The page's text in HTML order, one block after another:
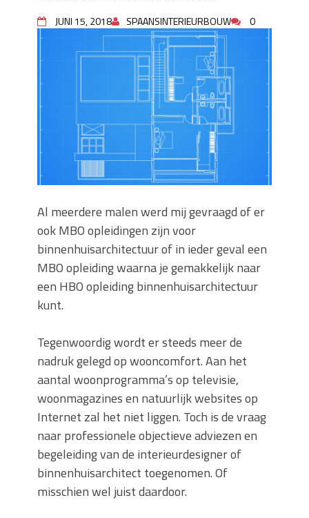
gevelreiniging?
Projectinrichting voor kantoren: hoe
werkt dat?
Zo blijft je oven loeiheet: de beste tips
voor een perfecte isolatie
Grond kopen of verkopen Noord-
Holland
De Kwaliteit van Houtpellets: Wat
Bepaalt of uw Kachel Optimaal
Presteert
Waarom technische eisen de basis
vormen voor functionele ruimtes
Nieuwe kozijnen als onderdeel van een
energierenovatie: wat de overgang
technisch vraagt
JUNI 15, 2018 SPAANSINTERIEURBOUW 0
Al meerdere malen werd mij gevraagd of er
ook MBO opleidingen zijn voor
binnenhuisarchitectuur of in ieder geval een
MBO opleiding waarna je gemakkelijk naar
een HBO opleiding binnenhuisarchitectuur
kunt.
Tegenwoordig wordt er steeds meer de
nadruk gelegd op wooncomfort. Aan het
aantal woonprogramma’s op televisie,
woonmagazines en natuurlijk websites op
Internet zal het niet liggen. Toch is de vraag
naar professionele objectieve adviezen en
begeleiding van de interieurdesigner of
binnenhuisarchitect toegenomen. Of
misschien wel juist daardoor.